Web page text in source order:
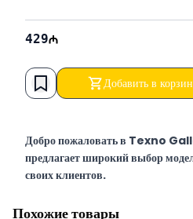
429
Добавить в
Добро пожаловать в Texno
предлагает широкий выбор
своих клиентов.
электроники, работающий в Баку
Похожие товары